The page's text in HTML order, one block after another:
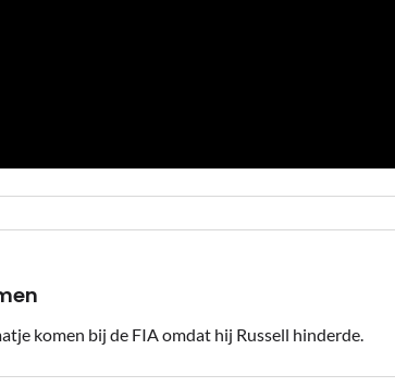
komen bij de FIA omdat hij Russell hinderde.